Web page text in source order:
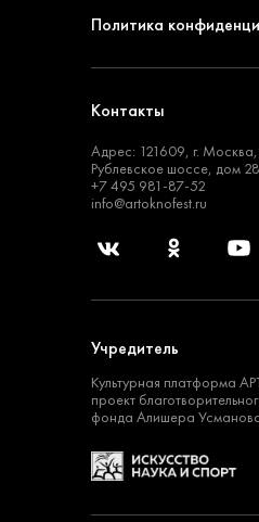
Политика
Контакты
Адрес: 121609, г. Москва,
Рублевское шоссе, дом 28
+7 495 981-87-52
info@artoknofest.ru
Учредитель
Культурная платформа
проект
фонда Алишера